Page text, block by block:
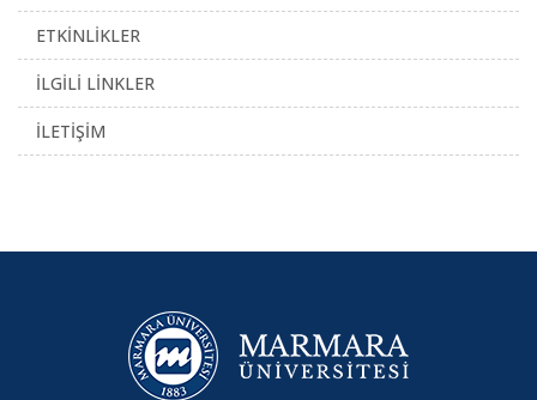
ETKİNLİKLER
İLGİLİ LİNKLER
İLETİŞİM